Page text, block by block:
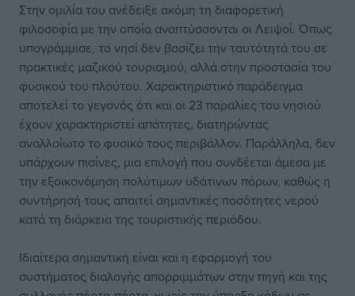
Στην ομιλία του ανέδειξε ακόμη τη διαφορετική
φιλοσοφία με την οποία αναπτύσσονται οι Λειψοί. Όπως
υπογράμμισε, το νησί δεν βασίζει την ταυτότητά του σε
πρακτικές μαζικού τουρισμού, αλλά στην προστασία του
φυσικού του πλούτου. Χαρακτηριστικό παράδειγμα
αποτελεί το γεγονός ότι και οι 23 παραλίες του νησιού
έχουν χαρακτηριστεί απάτητες, διατηρώντας
αναλλοίωτο το φυσικό τους περιβάλλον. Παράλληλα, δεν
υπάρχουν πισίνες, μια επιλογή που συνδέεται άμεσα με
την εξοικονόμηση πολύτιμων υδάτινων πόρων, καθώς η
συντήρησή τους απαιτεί σημαντικές ποσότητες νερού
κατά τη διάρκεια της τουριστικής περιόδου.
Ιδιαίτερα σημαντική είναι και η εφαρμογή του
συστήματος διαλογής απορριμμάτων στην πηγή και της